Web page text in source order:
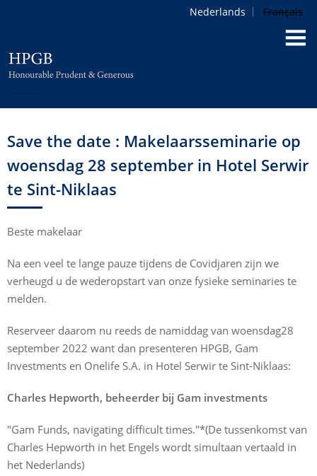
Nederlands Français
Save the date : Makelaarsseminarie op
woensdag 28 september in Hotel Serwir
te Sint-Niklaas
Beste makelaar
Na een veel te lange pauze tijdens de Covidjaren zijn we
verheugd u de wederopstart van onze fysieke seminaries te
melden.
Reserveer daarom nu reeds de namiddag van woensdag28
september 2022 want dan presenteren HPGB, Gam
Investments en Onelife S.A. in Hotel Serwir te Sint-Niklaas:
Charles Hepworth, beheerder bij Gam investments
"Gam Funds, navigating difficult times."*(De tussenkomst van
Charles Hepworth in het Engels wordt simultaan vertaald in
het Nederlands)